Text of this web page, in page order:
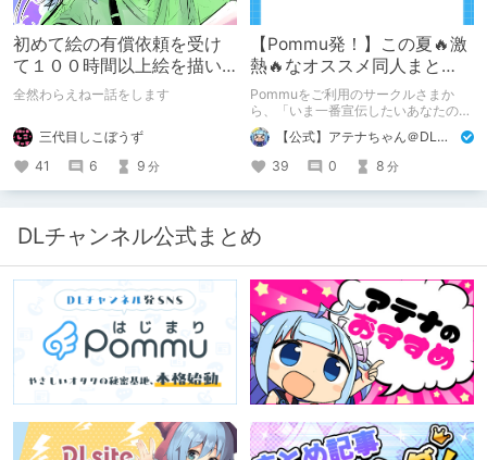
初めて絵の有償依頼を受け
て１００時間以上絵を描い
た話
全然わらえねー話をします
三代目しこぼうず
41
6 9 分
【Pommu発！】この夏🔥激
熱🔥なオススメ同人まと
め！ その1
Pommuをご利用のサークルさまか
ら、「いま一番宣伝したいあなたの
DLsite作品」を募りました！ この夏
🔥激熱🔥な作品ばかり！あなたがまだ
出会っていない、運命の作品が見つか
るかも！
【公式】アテナちゃん＠DLチャンネル
39
0 8 分
DLチャンネル公式まとめ